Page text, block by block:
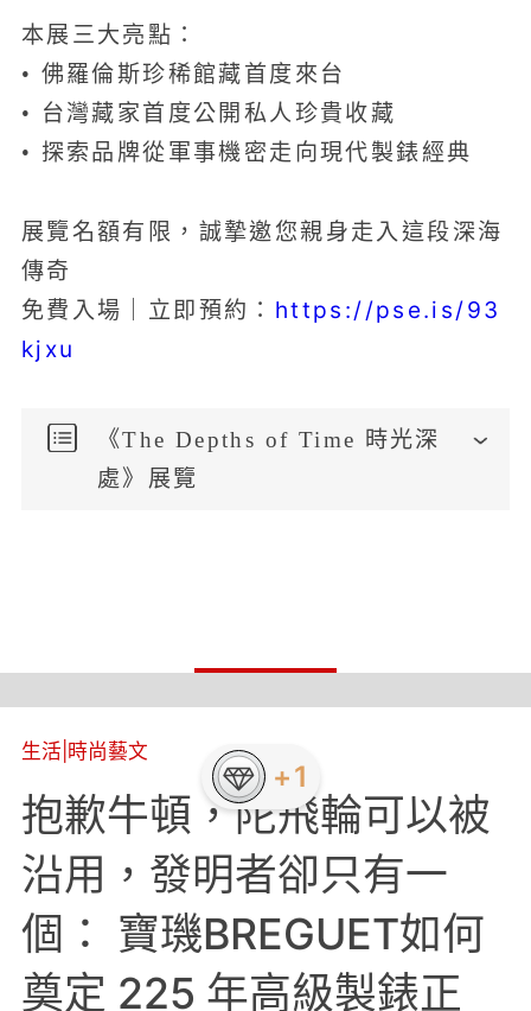
本展三大亮點：
• 佛羅倫斯珍稀館藏首度來台
• 台灣藏家首度公開私人珍貴收藏
• 探索品牌從軍事機密走向現代製錶經典
展覽名額有限，誠摯邀您親身走入這段深海
傳奇
免費入場｜立即預約： https://pse.is/93
kjxu
《The Depths of Time 時光深
處》展覽
生活 時尚藝文
抱歉牛頓，陀飛輪可以被
沿用，發明者卻只有一
個： 寶璣BREGUET如何
奠定 225 年高級製錶正
+1